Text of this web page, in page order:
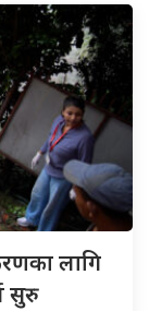
लागि
सुरु